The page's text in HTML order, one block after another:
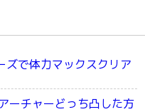
ズで体力マックスクリア
ーチャーどっち凸した方